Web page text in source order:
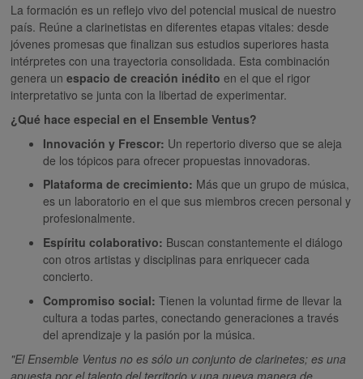
La formación es un reflejo vivo del potencial musical de nuestro
país. Reúne a clarinetistas en diferentes etapas vitales: desde
jóvenes promesas que finalizan sus estudios superiores hasta
intérpretes con una trayectoria consolidada. Esta combinación
genera unespacio de creación inédito en el que el rigor
interpretativo se junta con la libertad de experimentar.
¿Qué hace especial en el Ensemble Ventus?
Innovación y Frescor: Un repertorio diverso que se aleja
de los tópicos para ofrecer propuestas innovadoras.
Plataforma de crecimiento: Más que un grupo de música,
es un laboratorio en el que sus miembros crecen personal y
profesionalmente.
Espíritu colaborativo: Buscan constantemente el diálogo
con otros artistas y disciplinas para enriquecer cada
concierto.
Compromiso social: Tienen la voluntad firme de llevar la
cultura a todas partes, conectando generaciones a través
del aprendizaje y la pasión por la música.
"El Ensemble Ventus no es sólo un conjunto de clarinetes; es una
apuesta por el talento del territorio y una nueva manera de